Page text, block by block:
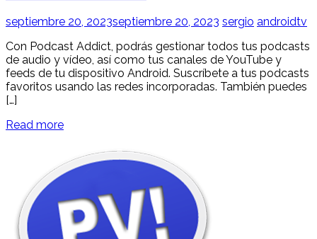
septiembre 20, 2023septiembre 20, 2023 sergio androidtv
Con Podcast Addict, podrás gestionar todos tus podcasts
de audio y vídeo, así como tus canales de YouTube y
feeds de tu dispositivo Android. Suscríbete a tus podcasts
favoritos usando las redes incorporadas. También puedes
[…]
Read more